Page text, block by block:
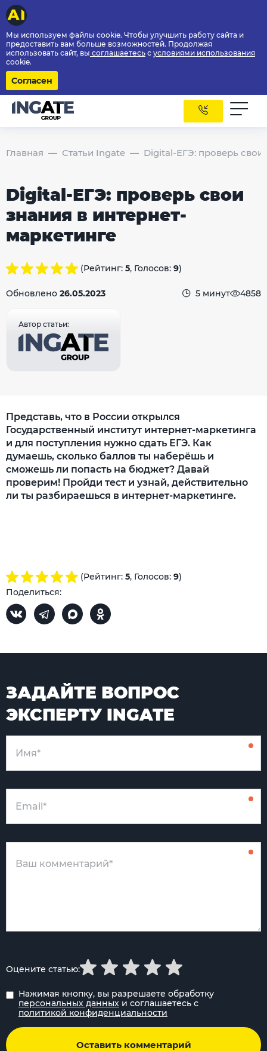
Мы используем файлы cookie. Чтобы улучшить работу сайта и
предоставить вам больше возможностей. Продолжая
использовать сайт, вы соглашаетесь с условиями использования
cookie.
Согласен
Главная Статьи Ingate Digital-ЕГЭ: проверь свои
Digital-ЕГЭ: проверь свои
знания в интернет-
маркетинге
(Рейтинг: 5, Голосов: 9)
Обновлено 26.05.2023 5 минут 4858
Автор статьи:
Представь, что в России открылся
Государственный институт интернет-маркетинга
и для поступления нужно сдать ЕГЭ. Как
думаешь, сколько баллов ты наберёшь и
сможешь ли попасть на бюджет? Давай
проверим! Пройди тест и узнай, действительно
ли ты разбираешься в интернет-маркетинге.
(Рейтинг: 5, Голосов: 9)
Поделиться:
ЗАДАЙТЕ ВОПРОС
ЭКСПЕРТУ INGATE
Нажимая кнопку, вы разрешаете обработку
персональных данных и соглашаетесь с
политикой конфиденциальности
Оставить комментарий
Оцените статью: